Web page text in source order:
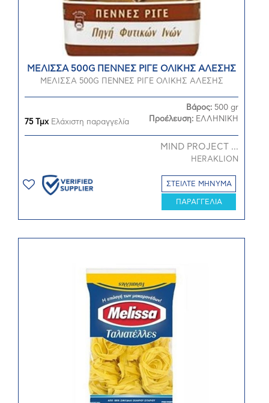
ΜΕΛΙΣΣΑ 500G ΠΕΝΝΕΣ ΡΙΓΕ ΟΛΙΚΗΣ ΑΛΕΣΗΣ
ΜΕΛΙΣΣΑ 500G ΠΕΝΝΕΣ ΡΙΓΕ ΟΛΙΚΗΣ ΑΛΕΣΗΣ
75 ΤμχΕλάχιστη παραγγελία
Βάρος: 500 gr
Προέλευση: ΕΛΛΗΝΙΚΗ
MIND PROJECT ...
HERAKLION
ΣΤΕΙΛΤΕ ΜΗΝΥΜΑ
ΠΑΡΑΓΓΕΛΙΑ